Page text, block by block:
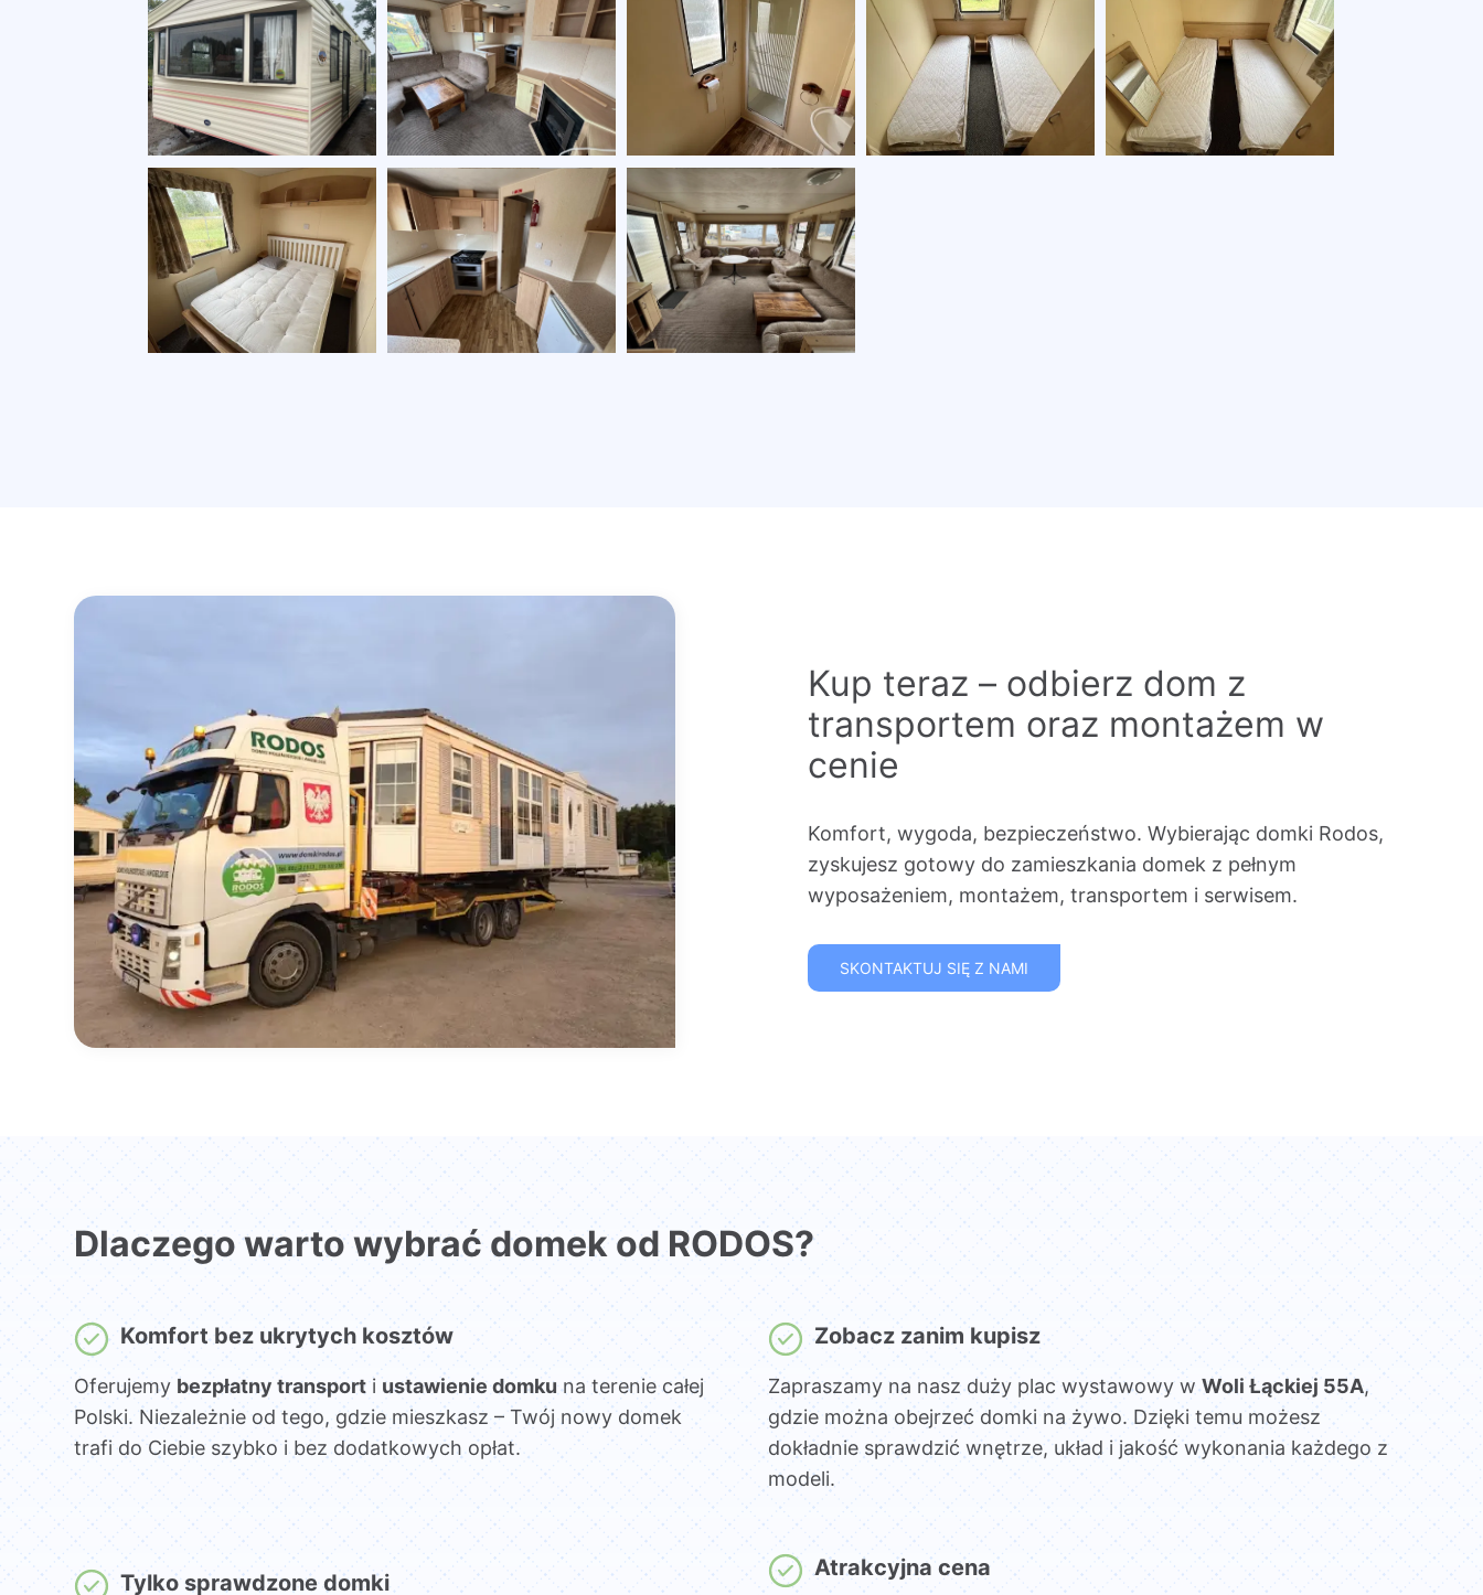
Kup teraz – odbierz dom z
transportem oraz montażem w
cenie
Komfort, wygoda, bezpieczeństwo. Wybierając domki Rodos,
zyskujesz gotowy do zamieszkania domek z pełnym
wyposażeniem, montażem, transportem i serwisem.
SKONTAKTUJ SIĘ Z NAMI
Dlaczego warto wybrać domek od RODOS?
Komfort bez ukrytych kosztów
Oferujemy bezpłatny transport i ustawienie domku na terenie całej
Polski. Niezależnie od tego, gdzie mieszkasz – Twój nowy domek
trafi do Ciebie szybko i bez dodatkowych opłat.
Zobacz zanim kupisz
Zapraszamy na nasz duży plac wystawowy wWoli Łąckiej 55A,
gdzie można obejrzeć domki na żywo. Dzięki temu możesz
dokładnie sprawdzić wnętrze, układ i jakość wykonania każdego z
modeli.
Tylko sprawdzone domki
Atrakcyjna cena